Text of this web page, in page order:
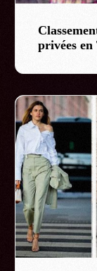
privées en